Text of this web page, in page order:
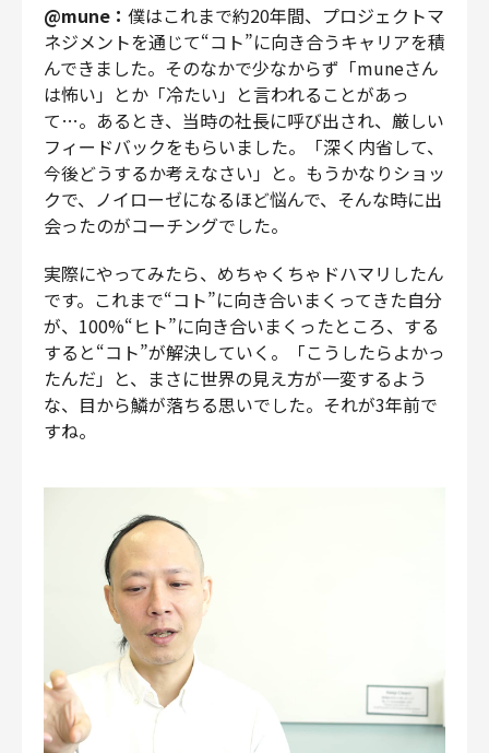
@mune： 僕はこれまで約20年間、プロジェクトマ
ネジメントを通じて“コト”に向き合うキャリアを積
んできました。そのなかで少なからず「muneさん
は怖い」とか「冷たい」と言われることがあっ
て…。あるとき、当時の社長に呼び出され、厳しい
フィードバックをもらいました。「深く内省して、
今後どうするか考えなさい」と。もうかなりショッ
クで、ノイローゼになるほど悩んで、そんな時に出
会ったのがコーチングでした。
実際にやってみたら、めちゃくちゃドハマリしたん
です。これまで“コト”に向き合いまくってきた自分
が、100%“ヒト”に向き合いまくったところ、する
すると“コト”が解決していく。「こうしたらよかっ
たんだ」と、まさに世界の見え方が一変するよう
な、目から鱗が落ちる思いでした。それが3年前で
すね。